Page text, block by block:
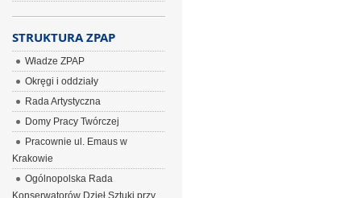
STRUKTURA ZPAP
Władze ZPAP
Okręgi i oddziały
Rada Artystyczna
Domy Pracy Twórczej
Pracownie ul. Emaus w
Krakowie
Ogólnopolska Rada
Konserwatorów Dzieł Sztuki przy